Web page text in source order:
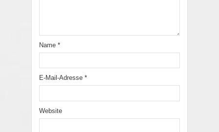
Name *
E-Mail-Adresse *
Website